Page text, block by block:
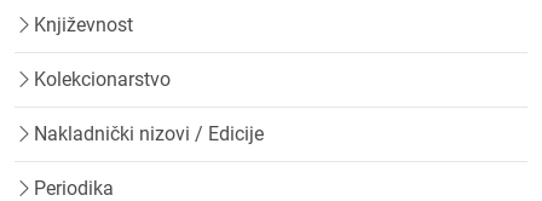
Književnost
Kolekcionarstvo
Nakladnički nizovi / Edicije
Periodika